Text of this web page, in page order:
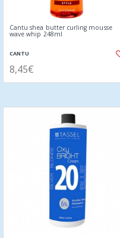
Cantu shea butter curling mousse
wave whip 248ml
CANTU
8,45€